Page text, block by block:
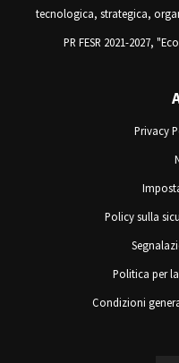
tecnologica, strategica,
PR FESR 2021-2027,
Privacy
Policy sulla
Politica per
Condizioni